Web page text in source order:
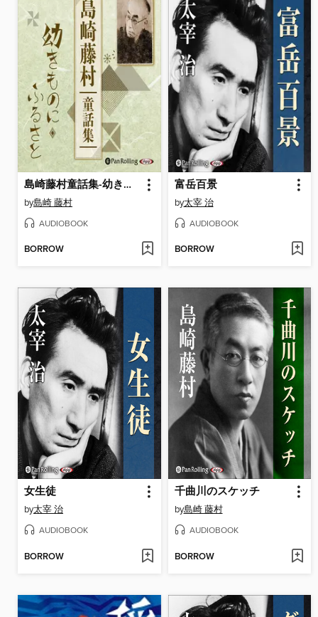
島崎藤村童話集-幼きものに・ふるさと-
by島崎 藤村
AUDIOBOOK
BORROW
富岳百景
by太宰 治
AUDIOBOOK
BORROW
女生徒
by太宰 治
AUDIOBOOK
BORROW
千曲川のスケッチ
by島崎 藤村
AUDIOBOOK
BORROW